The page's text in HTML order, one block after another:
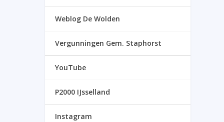
Weblog De Wolden
Vergunningen Gem. Staphorst
YouTube
P2000 IJsselland
Instagram